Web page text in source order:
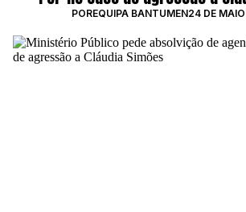
SOCIEDADE
GRL PWR
ENTREVISTAS
MARCAS
POREQUIPA BANTUMEN24 DE